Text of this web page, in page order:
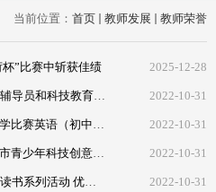
当前位置： 首页 教师发展 教师荣誉
”比赛中斩获佳绩 2025-12-28
胡金毅老师 荣获杨浦区优秀科技总辅导员和科技教育育苗奖 2022-10-31
陈希禹老师 荣获杨浦区“百花杯”教学比赛英语（初中组） 一等奖 2022-10-31
胡金毅老师 荣获“赛复创智杯”上海市青少年科技创意评比活动 优秀指导教师 2022-10-31
杨洁老师 荣获上海市中小学生暑期读书系列活动 优秀指导教师奖 2022-10-31